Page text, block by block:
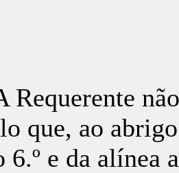
Requerente
que, ao
e da alínea